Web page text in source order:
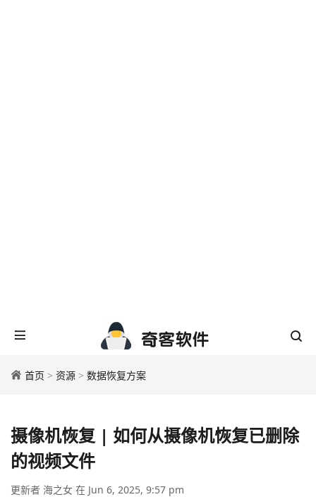
首页 > 资源 > 数据恢复方案
摄像机恢复 | 如何从摄像机恢复已删除
的视频文件
更新者 海之女 在 Jun 6, 2025, 9:57 pm